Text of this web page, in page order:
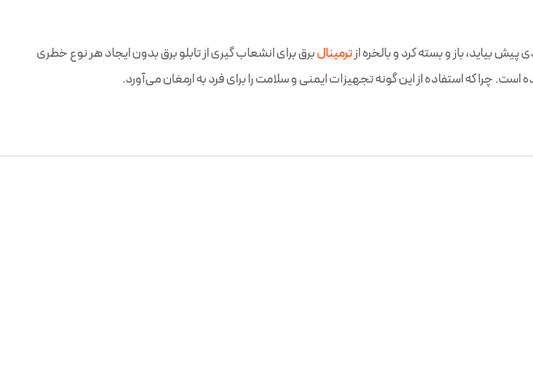
بیاید، باز و بسته کرد و بالخره ازترمینالبرق برای انشعاب گیری از تابلو برق بدون ایجاد هر نوع خطری
چرا که استفاده از این گونه تجهیزات ایمنی و سلامت را برای فرد به ارمغان می‌آورد.